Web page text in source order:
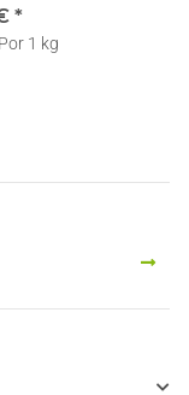
*
1 kg